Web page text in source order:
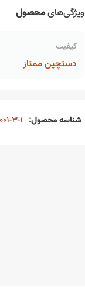
ویژگی‌هایمحصول
کیفیت
دستچین ممتاز
شناسه محصول: 3-1